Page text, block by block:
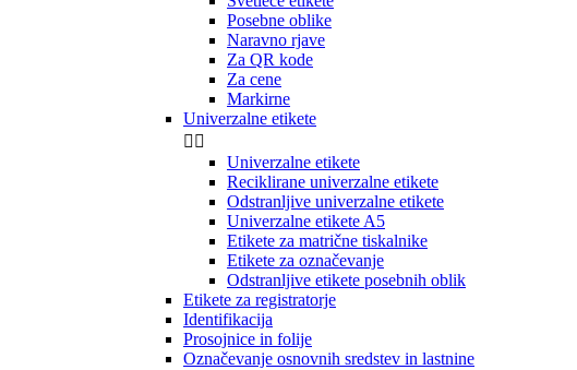
Posebne oblike
Naravno rjave
Za QR kode
Za cene
Markirne
Univerzalne etikete
 
Univerzalne etikete
Reciklirane univerzalne etikete
Odstranljive univerzalne etikete
Univerzalne etikete A5
Etikete za matrične tiskalnike
Etikete za označevanje
Odstranljive etikete posebnih oblik
Etikete za registratorje
Identifikacija
Prosojnice in folije
Označevanje osnovnih sredstev in lastnine